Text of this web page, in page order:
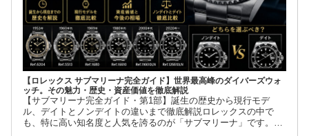
【ロレックス サブマリーナ完全ガイド】世界最高峰のダイバーズウォ
ッチ。その魅力・歴史・資産価値を徹底解説
【サブマリーナ完全ガイド・第1部】誕生の歴史から現行モデ
ル、デイトとノンデイトの違いまで徹底解説ロレックスの中で
も、特に高い知名度と人気を誇るのが「サブマリーナ」です。高